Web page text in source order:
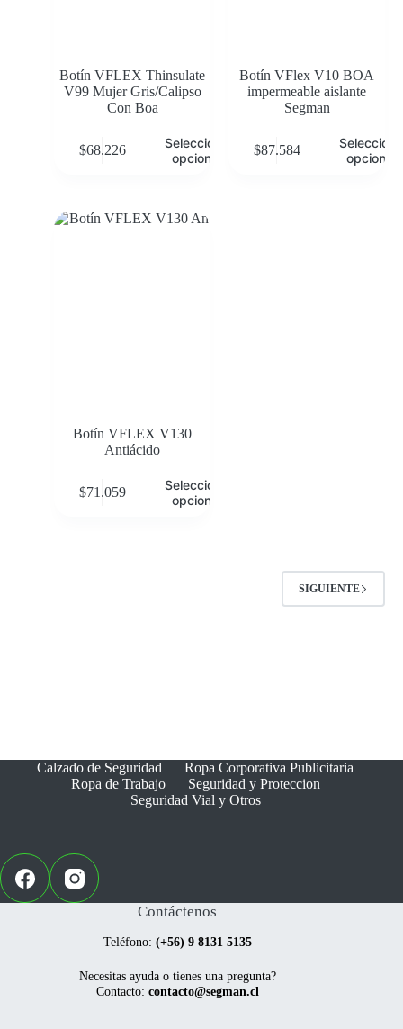
Botín VFLEX Thinsulate
V99 Mujer Gris/Calipso
Con Boa
$68.226
Seleccionar
opciones
Botín VFlex V10 BOA
impermeable aislante
Segman
$87.584
opciones
Botín VFLEX V130
Antiácido
$71.059
Seleccionar
opciones
SIGUIENTE
Calzado de Seguridad
Ropa Corporativa Publicitaria
Ropa de Trabajo
Seguridad y Proteccion
Seguridad Vial y Otros
Contáctenos
Teléfono: (+56) 9 8131 5135
Necesitas ayuda o tienes una pregunta?
Contacto: contacto@segman.cl